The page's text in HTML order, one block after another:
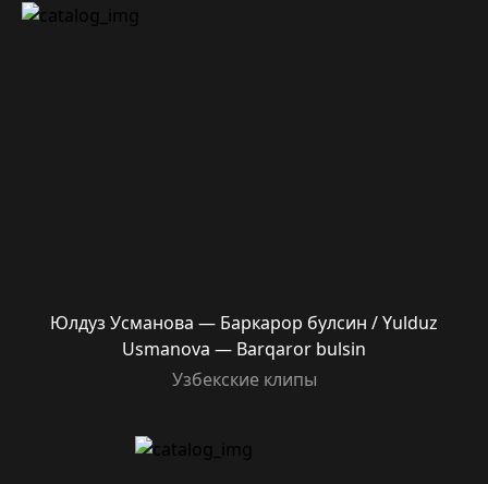
Юлдуз Усманова — Баркарор булсин / Yulduz
Usmanova — Barqaror bulsin
Узбекские клипы